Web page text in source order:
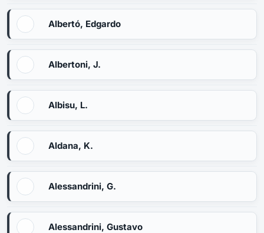
Albertó, Edgardo
Albertoni, J.
Albisu, L.
Aldana, K.
Alessandrini, G.
Alessandrini, Gustavo